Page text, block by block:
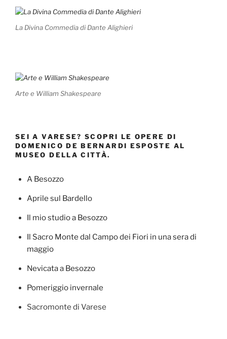
La Divina Commedia di Dante Alighieri
Arte e William Shakespeare
SEI A VARESE? SCOPRI LE OPERE DI
DOMENICO DE BERNARDI ESPOSTE AL
MUSEO DELLA CITTÀ.
A Besozzo
Aprile sul Bardello
Il mio studio a Besozzo
Il Sacro Monte dal Campo dei Fiori in una sera di
maggio
Nevicata a Besozzo
Pomeriggio invernale
Sacromonte di Varese